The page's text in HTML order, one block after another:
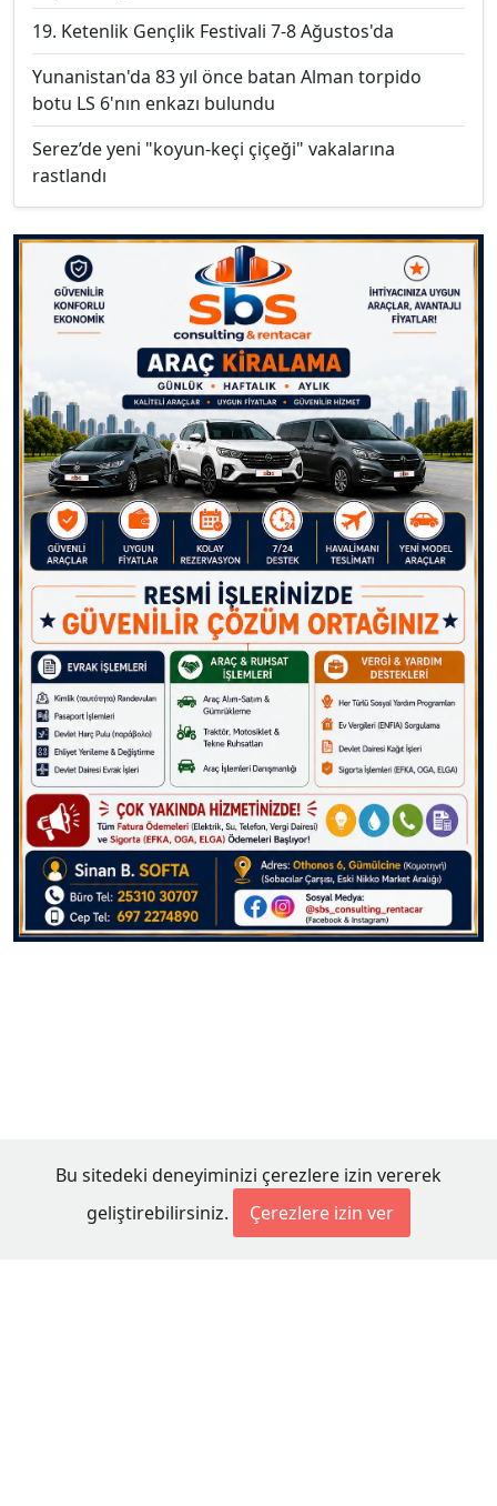
19. Ketenlik Gençlik Festivali 7-8 Ağustos'da
Yunanistan'da 83 yıl önce batan Alman torpido
botu LS 6'nın enkazı bulundu
Serez’de yeni "koyun-keçi çiçeği" vakalarına
rastlandı
Bu sitedeki deneyiminizi çerezlere izin vererek
geliştirebilirsiniz.
Çerezlere izin ver